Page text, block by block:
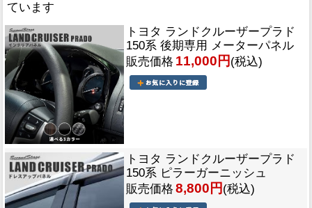
ています
トヨタ ランドクルーザープラド
150系 後期専用 メーターパネル
販売価格 11,000円 (税込)
トヨタ ランドクルーザープラド
150系 ピラーガーニッシュ
販売価格 8,800円 (税込)